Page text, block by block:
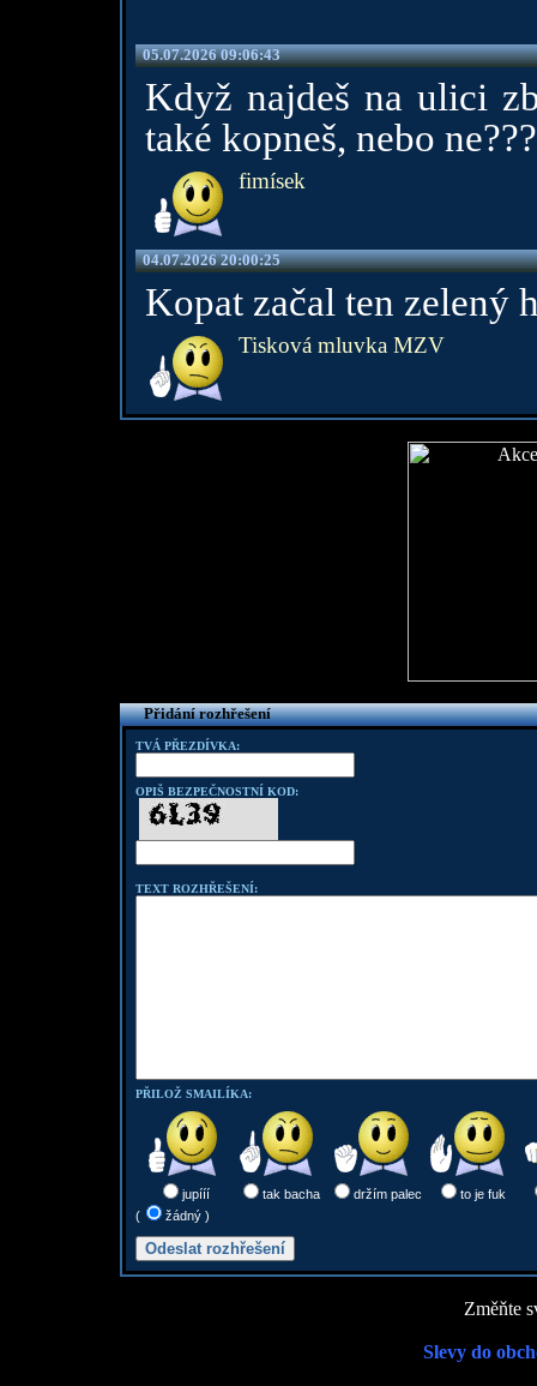
05.07.2026 09:06:43
Když najdeš na ulici
také kopneš, nebo ne???
fimísek
04.07.2026 20:00:25
Kopat začal ten zelený
Tisková mluvka MZV
Přidání rozhřešení
TVÁ PŘEZDÍVKA:
OPIŠ BEZPEČNOSTNÍ KOD:
TEXT ROZHŘEŠENÍ:
PŘILOŽ SMAILÍKA:
jupííí tak bacha držím palec
to je fuk
(
žádný )
Změňte
Slevy do